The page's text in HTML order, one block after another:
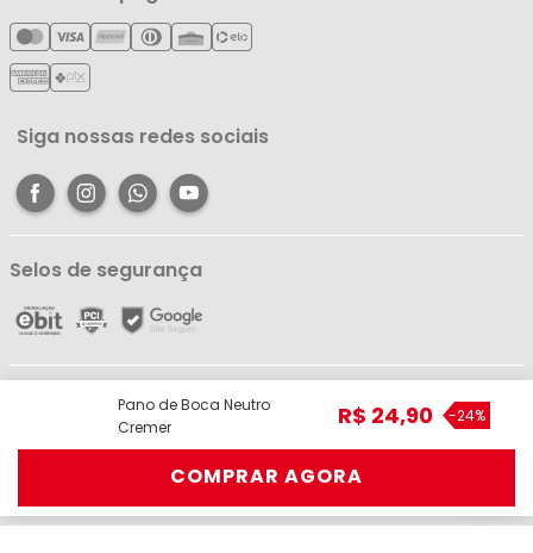
Pano de Boca Neutro
Cremer
R$ 24,90 -24%
COMPRAR AGORA
Cartão Líderzan
Política de Reembolso
Meus Pedidos
Meus Favoritos
Central de Atendimento
Siga nossas redes sociais
Selos de segurança
Pariquis, 1056 - Jurunas, Belém - PA, 66033-590 | Telefone: (91) 98403-
3948 © Todos os direitos reservados.